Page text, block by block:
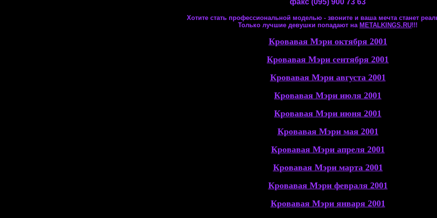
факс (095) 900 73 63
Хотите стать профессиональной моделью - звоните и ваша мечта станет
Только лучшие девушки попадают на МЕTALKINGS.RU!!!
Кровавая Мэри октября 2001
Кровавая Мэри сентября 2001
Кровавая Мэри августа 2001
Кровавая Мэри июля 2001
Кровавая Мэри июня 2001
Кровавая Мэри мая 2001
Кровавая Мэри апреля 2001
Кровавая Мэри марта 2001
Кровавая Мэри февраля 2001
Кровавая Мэри января 2001